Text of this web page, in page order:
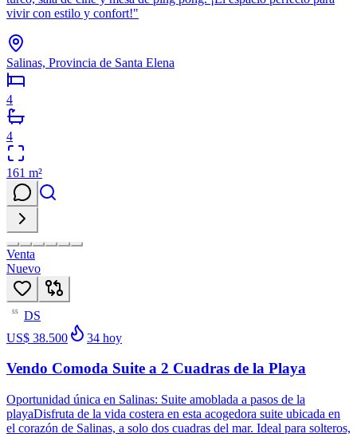
vivir con estilo y confort!"
Salinas, Provincia de Santa Elena
4
4
161 m²
Venta
Nuevo
55
DS
US$ 38.500
34 hoy
Vendo Comoda Suite a 2 Cuadras de la Playa
Oportunidad única en Salinas: Suite amoblada a pasos de la
playaDisfruta de la vida costera en esta acogedora suite ubicada en
el corazón de Salinas, a solo dos cuadras del mar. Ideal para solteros,